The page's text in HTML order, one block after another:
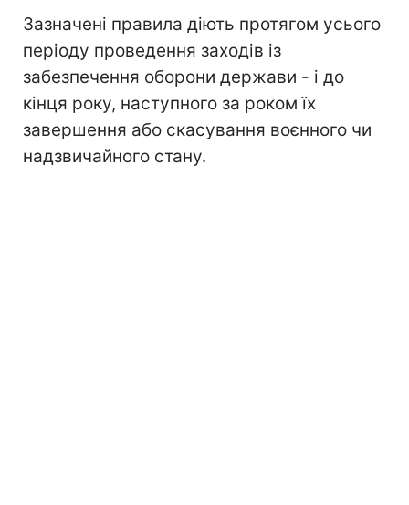
Зазначені правила діють протягом усього
періоду проведення заходів із
забезпечення оборони держави - і до
кінця року, наступного за роком їх
завершення або скасування воєнного чи
надзвичайного стану.